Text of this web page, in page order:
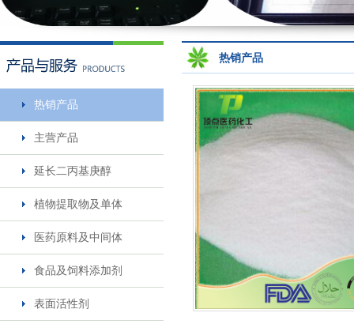
热销产品
主营产品
延长二丙基庚醇
植物提取物及单体
医药原料及中间体
食品及饲料添加剂
表面活性剂
米诺地尔5%溶液
热销产品